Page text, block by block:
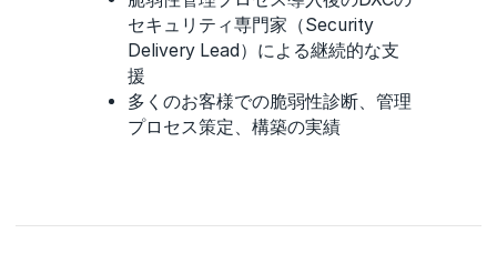
セキュリティ専門家（Security
Delivery Lead）による継続的な支
援
多くのお客様での脆弱性診断、管理
プロセス策定、構築の実績